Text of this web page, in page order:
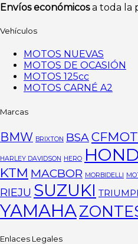
Envíos económicosa toda la
Vehículos
MOTOS NUEVAS
MOTOS DE OCASIÓN
MOTOS 125cc
MOTOS CARNÉ A2
Marcas
BMW BRIXTON BSA
HARLEY DAVIDSON HERO
KTM MACBOR MORBIDELLI
RIEJU SUZUKI
YAMAHA
Enlaces Legales